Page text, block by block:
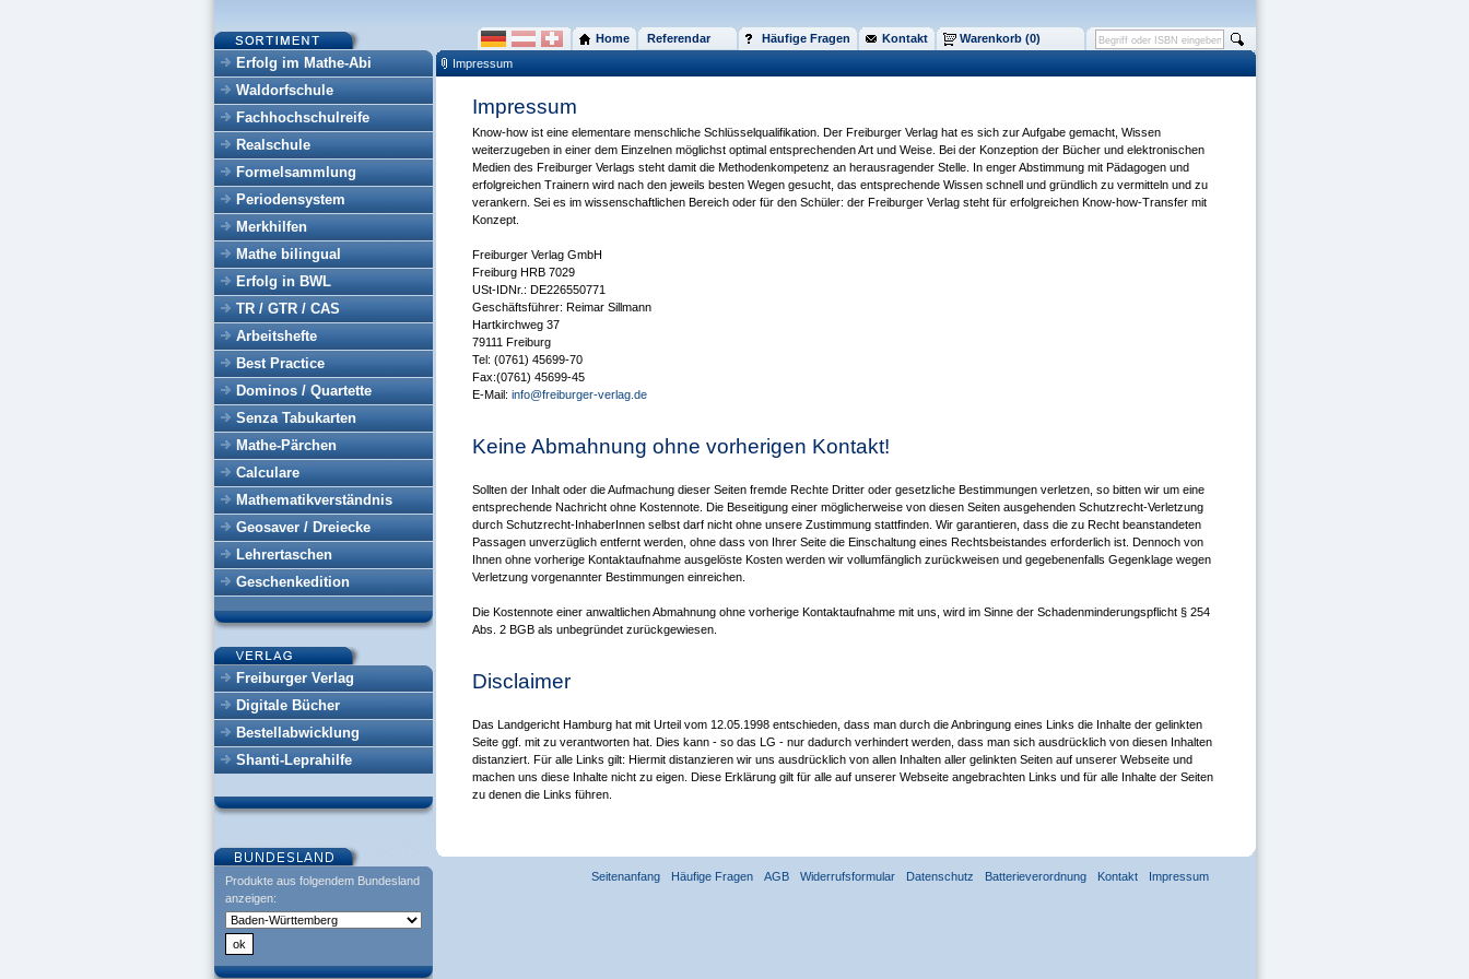
Erfolg im Mathe-Abi
Waldorfschule
Fachhochschulreife
Realschule
Formelsammlung
Periodensystem
Merkhilfen
Mathe bilingual
Erfolg in BWL
TR / GTR / CAS
Arbeitshefte
Best Practice
Dominos / Quartette
Senza Tabukarten
Mathe-Pärchen
Calculare
Mathematikverständnis
Geosaver / Dreiecke
Lehrertaschen
Geschenkedition
Freiburger Verlag
Digitale Bücher
Bestellabwicklung
Shanti-Leprahilfe
Produkte aus folgendem Bundesland
anzeigen:
Home Referendar Häufige Fragen Kontakt
Warenkorb (0)
Impressum
Impressum
Know-how ist eine elementare menschliche Schlüsselqualifikation. Der Freiburger Verlag hat es sich zur Aufgabe gemacht, Wissen
weiterzugeben in einer dem Einzelnen möglichst optimal entsprechenden Art und Weise. Bei der Konzeption der Bücher und elektronischen
Medien des Freiburger Verlags steht damit die Methodenkompetenz an herausragender Stelle. In enger Abstimmung mit Pädagogen und
erfolgreichen Trainern wird nach den jeweils besten Wegen gesucht, das entsprechende Wissen schnell und gründlich zu vermitteln und zu
verankern. Sei es im wissenschaftlichen Bereich oder für den Schüler: der Freiburger Verlag steht für erfolgreichen Know-how-Transfer mit
Konzept.
Freiburger Verlag GmbH
Freiburg HRB 7029
USt-IDNr.: DE226550771
Geschäftsführer: Reimar Sillmann
Hartkirchweg 37
79111 Freiburg
Tel: (0761) 45699-70
Fax:(0761) 45699-45
E-Mail: info@freiburger-verlag.de
Keine Abmahnung ohne vorherigen Kontakt!
Sollten der Inhalt oder die Aufmachung dieser Seiten fremde Rechte Dritter oder gesetzliche Bestimmungen verletzen, so bitten wir um eine
entsprechende Nachricht ohne Kostennote. Die Beseitigung einer möglicherweise von diesen Seiten ausgehenden Schutzrecht-Verletzung
durch Schutzrecht-InhaberInnen selbst darf nicht ohne unsere Zustimmung stattfinden. Wir garantieren, dass die zu Recht beanstandeten
Passagen unverzüglich entfernt werden, ohne dass von Ihrer Seite die Einschaltung eines Rechtsbeistandes erforderlich ist. Dennoch von
Ihnen ohne vorherige Kontaktaufnahme ausgelöste Kosten werden wir vollumfänglich zurückweisen und gegebenenfalls Gegenklage wegen
Verletzung vorgenannter Bestimmungen einreichen.
Die Kostennote einer anwaltlichen Abmahnung ohne vorherige Kontaktaufnahme mit uns, wird im Sinne der Schadenminderungspflicht § 254
Abs. 2 BGB als unbegründet zurückgewiesen.
Disclaimer
Das Landgericht Hamburg hat mit Urteil vom 12.05.1998 entschieden, dass man durch die Anbringung eines Links die Inhalte der gelinkten
Seite ggf. mit zu verantworten hat. Dies kann - so das LG - nur dadurch verhindert werden, dass man sich ausdrücklich von diesen Inhalten
distanziert. Für alle Links gilt: Hiermit distanzieren wir uns ausdrücklich von allen Inhalten aller gelinkten Seiten auf unserer Webseite und
machen uns diese Inhalte nicht zu eigen. Diese Erklärung gilt für alle auf unserer Webseite angebrachten Links und für alle Inhalte der Seiten
zu denen die Links führen.
Seitenanfang Häufige Fragen AGB Widerrufsformular Datenschutz Batterieverordnung Kontakt Impressum